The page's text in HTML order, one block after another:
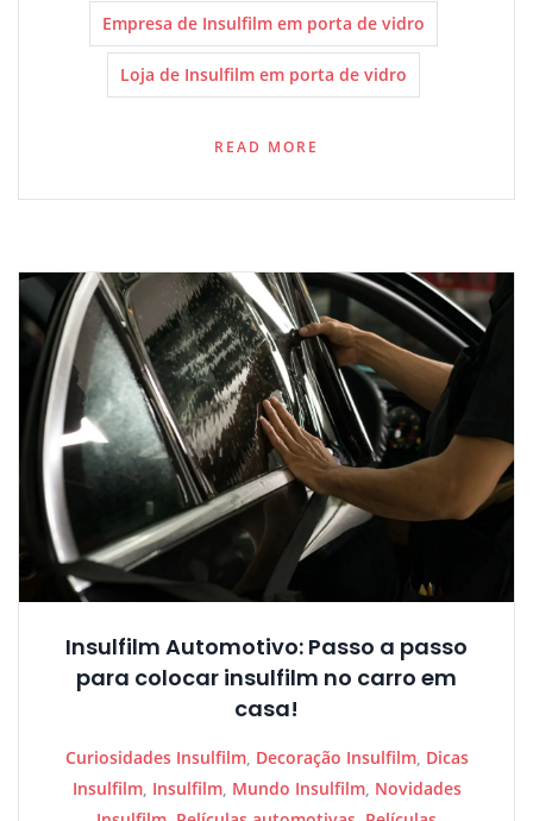
Empresa de Insulfilm em porta de vidro
Loja de Insulfilm em porta de vidro
READ MORE
Insulfilm Automotivo: Passo a passo
para colocar insulfilm no carro em
casa!
Curiosidades Insulfilm, Decoração Insulfilm, Dicas
Insulfilm, Insulfilm, Mundo Insulfilm, Novidades